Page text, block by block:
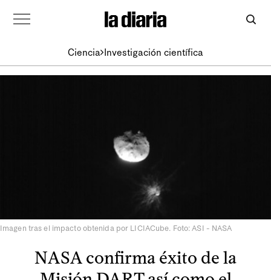
Ciencia Investigación científica
Imagen tras el impacto obtenida por LICIACube. Foto: ASI - NASA
NASA confirma éxito de la